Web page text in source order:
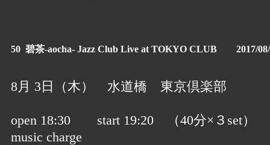
50 碧茶-aocha- Jazz Club Live at TOKYO CLUB 2017/
8月 3日（木） 水道橋 東京倶楽部
open 18:30 start 19:20 （40分×３set）
music charge